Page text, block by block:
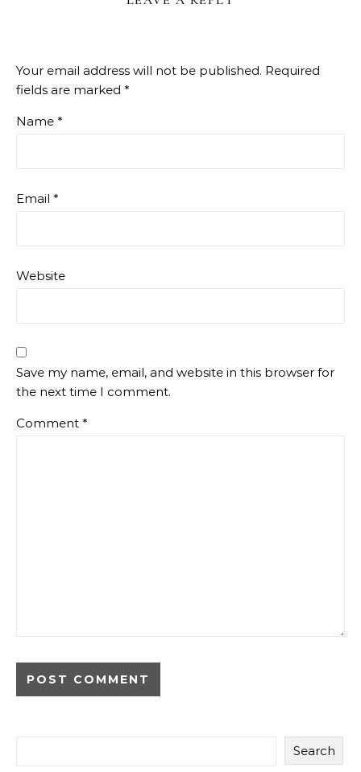
Your email address will not be published. Required
fields are marked *
Name *
Email *
Website
Save my name, email, and website in this browser for
the next time I comment.
Comment *
Search